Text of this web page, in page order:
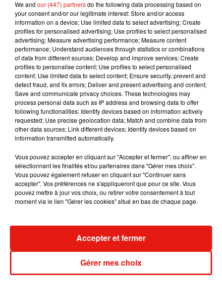
criminelles très médiatisées. Pourtant, elle répond à une
logique démocratique : permettre aux journalistes de
travailler de manière indépendante, sans être assimilés à
des auxiliaires de police. Si les médias étaient
systématiquement contraints de communiquer leurs
informations aux autorités, de nombreuses sources
pourraient hésiter à se confier à eux, au détriment du travail
d'enquête journalistique.
Au final, même face à une affaire aussi complexe et sensible
que celle de Xavier Dupont de Ligonnès, le droit français fait
le choix de protéger l'indépendance de la presse. Une
protection qui peut parfois sembler entrer en tension avec les
besoins de l'enquête, mais qui demeure l'un des fondements
essentiels d'une démocratie attachée à la liberté d'informer.
Réécoutez la chronique :
We and our (447) partnersdo the following data processing based on
your consent and/or our legitimate interest: Store and/or access
information on a device; Use limited data to select advertising; Create
profiles for personalised advertising; Use profiles to select personalised
advertising; Measure advertising performance; Measure content
performance; Understand audiences through statistics or combinations
of data from different sources; Develop and improve services; Create
profiles to personalise content; Use profiles to select personalised
content; Use limited data to select content; Ensure security, prevent and
detect fraud, and fix errors; Deliver and present advertising and content;
Save and communicate privacy choices. These technologies may
process personal data such as IP address and browsing data to offer
following functionalities: Identify devices based on information actively
requested; Use precise geolocation data; Match and combine data from
other data sources; Link different devices; Identify devices based on
information transmitted automatically.
Vous pouvez accepter en cliquant sur "Accepter et fermer", ou affiner en
sélectionnant les finalités et/ou partenaires dans "Gérer mes choix".
Vous pouvez également refuser en cliquant sur "Continuer sans
accepter". Vos préférences ne s'appliqueront que pour ce site. Vous
pouvez mettre à jour vos choix, ou retirer votre consentement à tout
moment via le lien "Gérer les cookies" situé en bas de chaque page.
Gérer mes choix
Accepter et fermer